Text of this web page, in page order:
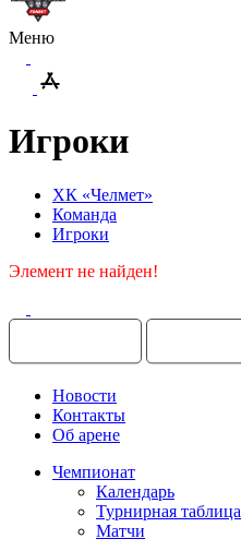
Меню
Игроки
ХК «Челмет»
Команда
Игроки
Элемент не найден!
Новости
Контакты
Об арене
Чемпионат
Календарь
Турнирная таблица
Матчи